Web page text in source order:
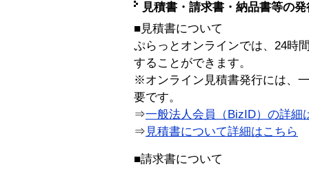
見積書・請求書・納品書等の
■見積書について
ぷらっとオンラインでは、24時
することができます。
※オンライン見積書発行には、
要です。
⇒一般法人会員（BizID）の詳細
⇒ 見積書について詳細はこちら
■請求書について